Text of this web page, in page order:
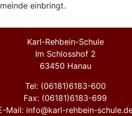
einbringt.
Karl-Rehbein-Schule
Im Schlosshof 2
63450 Hanau
Tel: (06181)6183-600
Fax: (06181)6183-699
Mail: info@karl-rehbein-